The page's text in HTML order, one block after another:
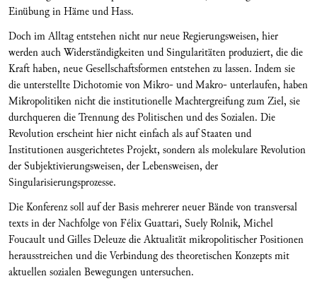
Einübung in Häme und Hass.
Doch im Alltag entstehen nicht nur neue Regierungsweisen, hier
werden auch Widerständigkeiten und Singularitäten produziert, die die
Kraft haben, neue Gesellschaftsformen entstehen zu lassen. Indem sie
die unterstellte Dichotomie von Mikro- und Makro- unterlaufen, haben
Mikropolitiken nicht die institutionelle Machtergreifung zum Ziel, sie
durchqueren die Trennung des Politischen und des Sozialen. Die
Revolution erscheint hier nicht einfach als auf Staaten und
Institutionen ausgerichtetes Projekt, sondern als molekulare Revolution
der Subjektivierungsweisen, der Lebensweisen, der
Singularisierungsprozesse.
Die Konferenz soll auf der Basis mehrerer neuer Bände von transversal
texts in der Nachfolge von Félix Guattari, Suely Rolnik, Michel
Foucault und Gilles Deleuze die Aktualität mikropolitischer Positionen
herausstreichen und die Verbindung des theoretischen Konzepts mit
aktuellen sozialen Bewegungen untersuchen.